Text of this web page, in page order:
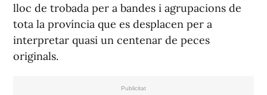
lloc de trobada per a bandes i agrupacions de
tota la província que es desplacen per a
interpretar quasi un centenar de peces
originals.